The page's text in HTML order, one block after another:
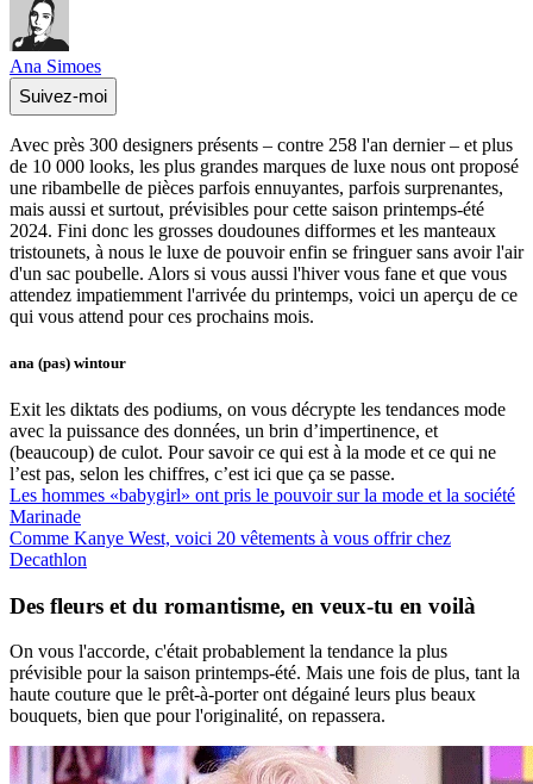
Ana Simoes
Suivez-moi
Avec près 300 designers présents – contre 258 l'an dernier – et plus
de 10 000 looks, les plus grandes marques de luxe nous ont proposé
une ribambelle de pièces parfois ennuyantes, parfois surprenantes,
mais aussi et surtout, prévisibles pour cette saison printemps-été
2024. Fini donc les grosses doudounes difformes et les manteaux
tristounets, à nous le luxe de pouvoir enfin se fringuer sans avoir l'air
d'un sac poubelle. Alors si vous aussi l'hiver vous fane et que vous
attendez impatiemment l'arrivée du printemps, voici un aperçu de ce
qui vous attend pour ces prochains mois.
ana (pas) wintour
Exit les diktats des podiums, on vous décrypte les tendances mode
avec la puissance des données, un brin d’impertinence, et
(beaucoup) de culot. Pour savoir ce qui est à la mode et ce qui ne
l’est pas, selon les chiffres, c’est ici que ça se passe.
Les hommes «babygirl» ont pris le pouvoir sur la mode et la société
Marinade
Comme Kanye West, voici 20 vêtements à vous offrir chez
Decathlon
Des fleurs et du romantisme, en veux-tu en voilà
On vous l'accorde, c'était probablement la tendance la plus
prévisible pour la saison printemps-été. Mais une fois de plus, tant la
haute couture que le prêt-à-porter ont dégainé leurs plus beaux
bouquets, bien que pour l'originalité, on repassera.